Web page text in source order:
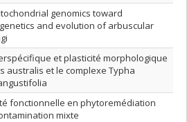
genomics toward
and evolution of arbuscular
et plasticité morphologique
australis et le complexe Typha
fonctionnelle en phytoremédiation
mixte